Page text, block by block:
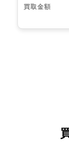
買取金額